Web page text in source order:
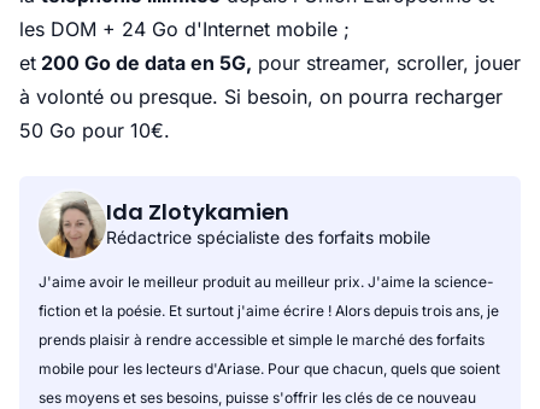
les DOM + 24 Go d'Internet mobile ;
et 200 Go de data en 5G, pour streamer, scroller, jouer
à volonté ou presque. Si besoin, on pourra recharger
50 Go pour 10€.
Ida Zlotykamien
Rédactrice spécialiste des forfaits mobile
J'aime avoir le meilleur produit au meilleur prix. J'aime la science-
fiction et la poésie. Et surtout j'aime écrire ! Alors depuis trois ans, je
prends plaisir à rendre accessible et simple le marché des forfaits
mobile pour les lecteurs d'Ariase. Pour que chacun, quels que soient
ses moyens et ses besoins, puisse s'offrir les clés de ce nouveau